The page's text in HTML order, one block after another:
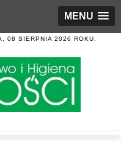
MENU
08 SIERPNIA 2026 ROKU.